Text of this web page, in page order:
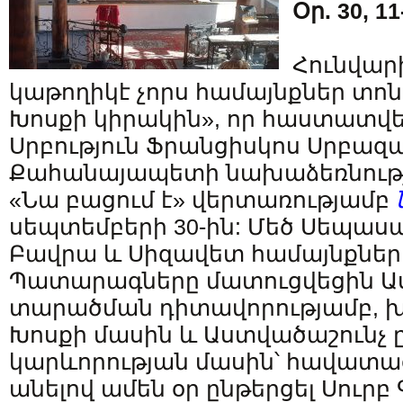
Օր. 30,
կաթողիկէ չորս համայնքներ
Խոսքի կիրակին», որ
Սրբություն Ֆրանցիսկոս
Քահանայապետի
«Նա բացում է» վերտառությամբ
սեպտեմբերի 30-ին: Մեծ
Բավրա և Սիզավետ
Պատարագները մատուցվեցին
տարածման դիտավորությամբ,
Խոսքի մասին և Աստվածաշունչ
կարևորության մասին՝
անելով ամեն օր ընթերցել